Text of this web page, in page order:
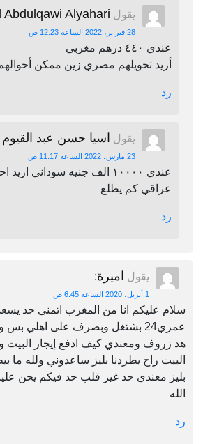
يقول Abdulqawi Alyahari
28 فبراير، 2022 الساعة 12:23 ص
عندي ٤٤٠ درهم مغربي
أريد تحويلهم مصري زين ممكن
رد
يقول اسيا حسن عبد
23 مارس، 2022 الساعة 11:17 ص
عندي ١٠٠٠٠ الف جنيه سوداني
عراقي كم يطلع
رد
يقول اميرة:
1 أبريل، 2020 الساعة 6:45 ص
سلام عليكم انا من المغرب اتمنى حد
عمري24 بشتغل وبصرف على
هد زروف ومعندي كيف ادفع إيجار
البيت راح يطردنا بليز ساعدوني ولله ما
بليز معندي حد غير قلب حد فيكم يحن
الله
رد